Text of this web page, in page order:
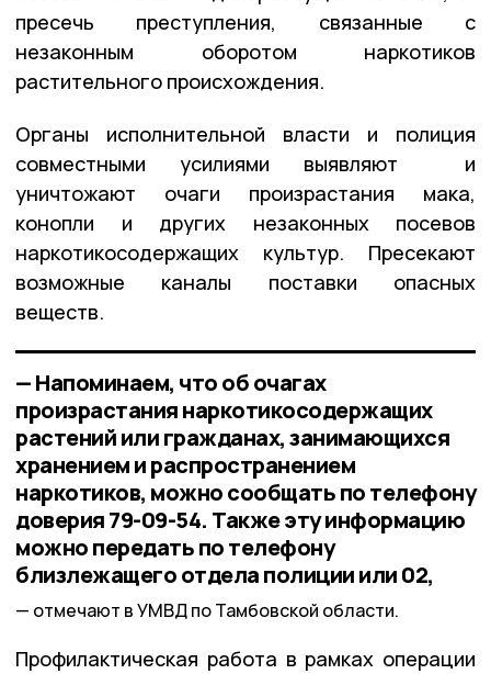
пресечь преступления, связанные с
незаконным оборотом наркотиков
растительного происхождения.
Органы исполнительной власти и полиция
совместными усилиями выявляют и
уничтожают очаги произрастания мака,
конопли и других незаконных посевов
наркотикосодержащих культур. Пресекают
возможные каналы поставки опасных
веществ.
— Напоминаем, что об очагах
произрастания наркотикосодержащих
растений или гражданах, занимающихся
хранением и распространением
наркотиков, можно сообщать по телефону
доверия 79-09-54. Также эту информацию
можно передать по телефону
близлежащего отдела полиции или 02,
отмечают в УМВД по Тамбовской области.
Профилактическая работа в рамках операции